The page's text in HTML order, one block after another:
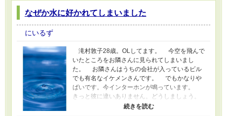
なぜか水に好かれてしまいました
にいるず
滝村敦子28歳。OLしてます。 今空を飛んで
いたところをお隣さんに見られてしまいまし
た。 お隣さんはうちの会社が入っているビル
でも有名なイケメンさんです。 でもかなりや
ばいです。今インターホンが鳴っています。
きっと彼に違いありません。どうしましょう。
会社の帰りに気まぐれに買ったネイルをつけ